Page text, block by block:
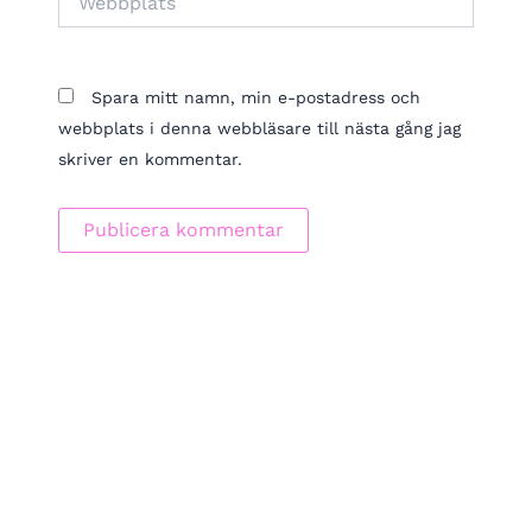
Spara mitt namn, min e-postadress och
webbplats i denna webbläsare till nästa gång jag
skriver en kommentar.